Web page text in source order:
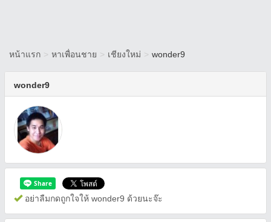
หน้าแรก > หาเพื่อนชาย > เชียงใหม่ > wonder9
wonder9
อย่าลืมกดถูกใจให้ wonder9 ด้วยนะจ๊ะ